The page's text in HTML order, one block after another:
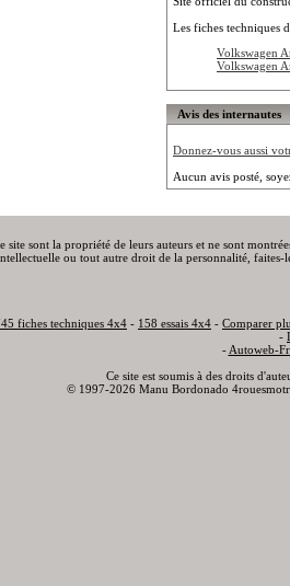
Les fiches techniques
Volkswagen
Volkswagen
Avis des internautes
Donnez-vous aussi
Aucun avis posté,
site sont la propriété de leurs auteurs et ne sont
ou tout autre droit de la personnalité,
fiches techniques 4x4 - 158 essais 4x4 - Comparer
-
- Autoweb-
Ce site est soumis à des droits
© 1997-2026 Manu Bordonado